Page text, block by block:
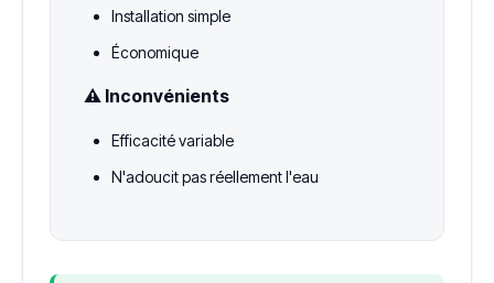
Installation simple
Économique
⚠️ Inconvénients
Efficacité variable
N'adoucit pas réellement l'eau